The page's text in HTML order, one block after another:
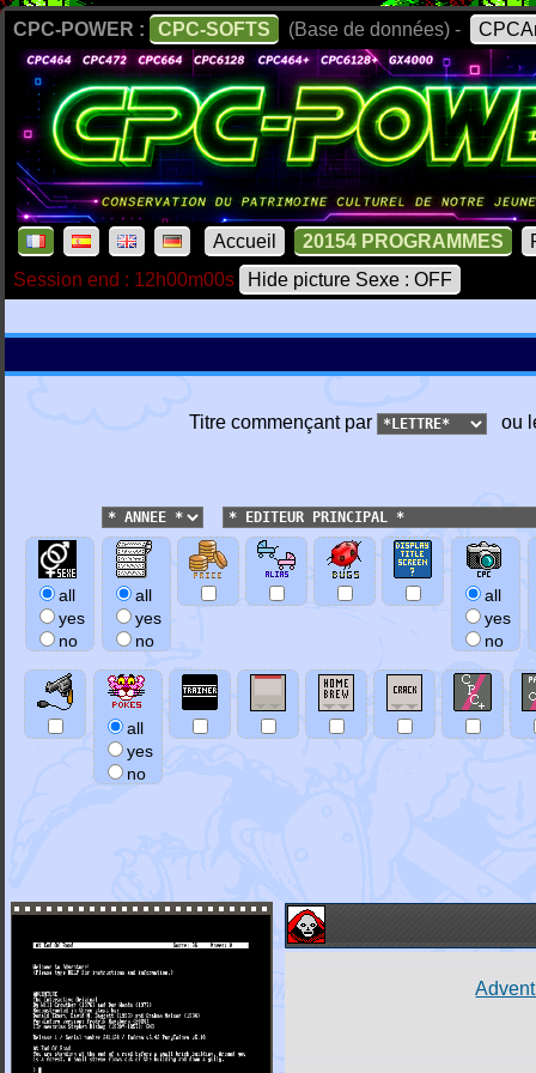
CPC-POWER : CPC-SOFTS (Base de données) -
Accueil 20154 PROGRAMMES
Session end : 12h00m00s
Hide picture Sexe : OFF
Titre commençant par ou
all
yes
no
all
yes
no
all
yes
no
all
yes
no